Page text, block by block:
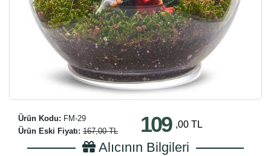
Ürün Kodu: FM-29
Ürün Eski Fiyatı: 167,00 TL 109 ,00 TL
Alıcının Bilgileri